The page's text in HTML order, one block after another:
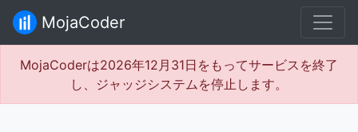
MojaCoder
MojaCoderは2026年12月31日をもってサービスを終了
し、ジャッジシステムを停止します。